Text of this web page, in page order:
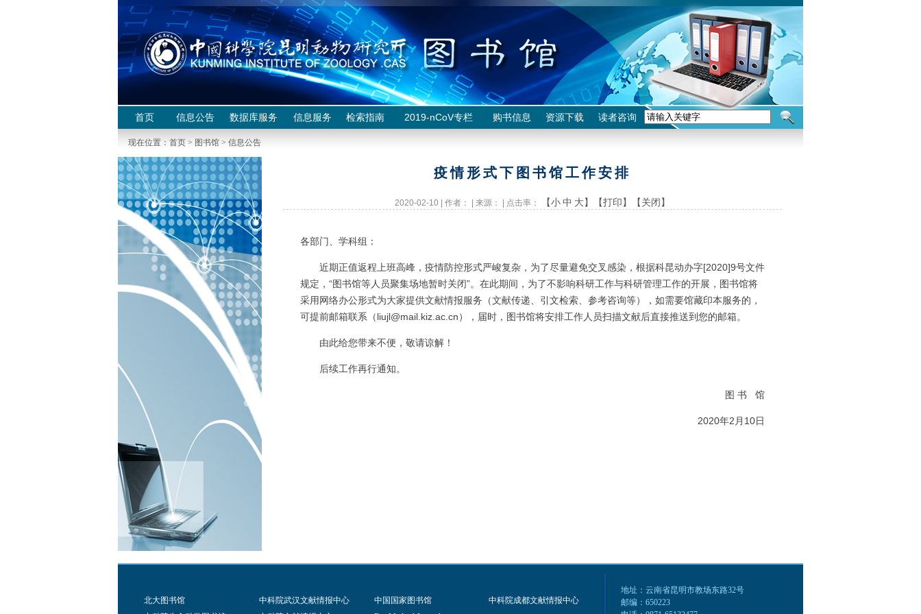
首页 信息公告 数据库服务 信息服务 检索指南 2019-nCoV专栏 购书信息 资源下载 读者咨询
现在位置： 首页 > 图书馆 > 信息公告
疫情形式下图书馆工作安排
2020-02-10 | 作者： | 来源： | 点击率： 【小 中 大】 【打印】 【关闭】
各部门、学科组：
近期正值返程上班高峰，疫情防控形式严峻复杂，为了尽量避免交叉感染，根据科昆动办字[2020]9号文件
规定，“图书馆等人员聚集场地暂时关闭”。在此期间，为了不影响科研工作与科研管理工作的开展，图书馆将
采用网络办公形式为大家提供文献情报服务（文献传递、引文检索、参考咨询等），如需要馆藏印本服务的，
可提前邮箱联系（liujl@mail.kiz.ac.cn），届时，图书馆将安排工作人员扫描文献后直接推送到您的邮箱。
由此给您带来不便，敬请谅解！
后续工作再行通知。
图 书 馆
2020年2月10日
· 北大图书馆 · 中科院武汉文献情报中心 · 中国国家图书馆 · 中科院成都文献情报中心
地址：云南省昆明市教场东路32号
邮编：650223